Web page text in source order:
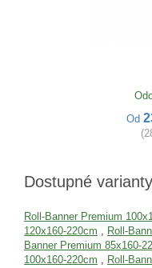
Od
Dostupné
Roll-Banner Premium
120x160-220cm , Roll-
Banner Premium 85x160-
100x160-220cm , Roll-